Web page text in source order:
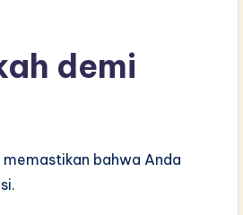
demi
bahwa Anda